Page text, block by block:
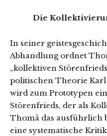
Die
In seiner
Abhandlung ordnet
„kollektiven
politischen Theorie Karl
wird zum Prototypen
Störenfrieds, der als
Thomä das ausführlich
eine systematische